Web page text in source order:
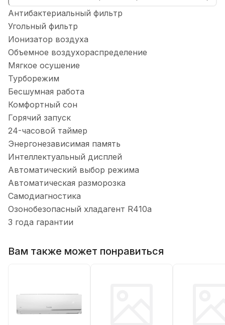
Антибактериальный фильтр
Угольный фильтр
Ионизатор воздуха
Объемное воздухораспределение
Мягкое осушение
Турборежим
Бесшумная работа
Комфортный сон
Горячий запуск
24-часовой таймер
Энергонезависимая память
Интеллектуальный дисплей
Автоматический выбор режима
Автоматическая разморозка
Самодиагностика
Озонобезопасный хладагент R410a
3 года гарантии
Вам также может понравиться